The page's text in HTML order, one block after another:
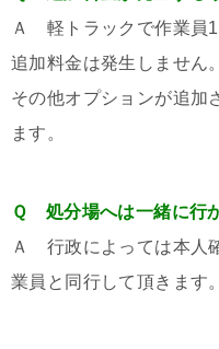
Ａ 軽トラックで作業員
追加料金は発生しません。
その他オプションが追加
ます。
Ｑ 処分場へは一緒に行
Ａ 行政によっては本人
業員と同行して頂きます。